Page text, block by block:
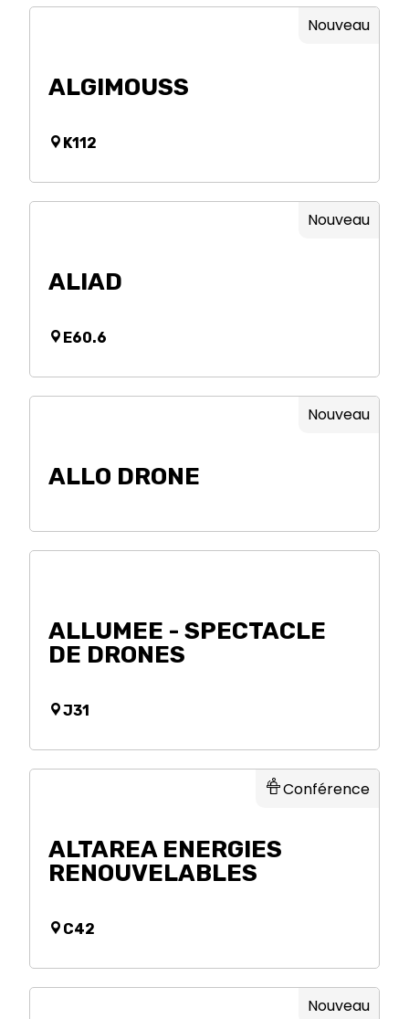
ALGIMOUSS
K112
Nouveau
ALIAD
E60.6
Nouveau
ALLO DRONE
Nouveau
ALLUMEE - SPECTACLE
DE DRONES
J31
ALTAREA ENERGIES
RENOUVELABLES
C42
Conférence
Nouveau